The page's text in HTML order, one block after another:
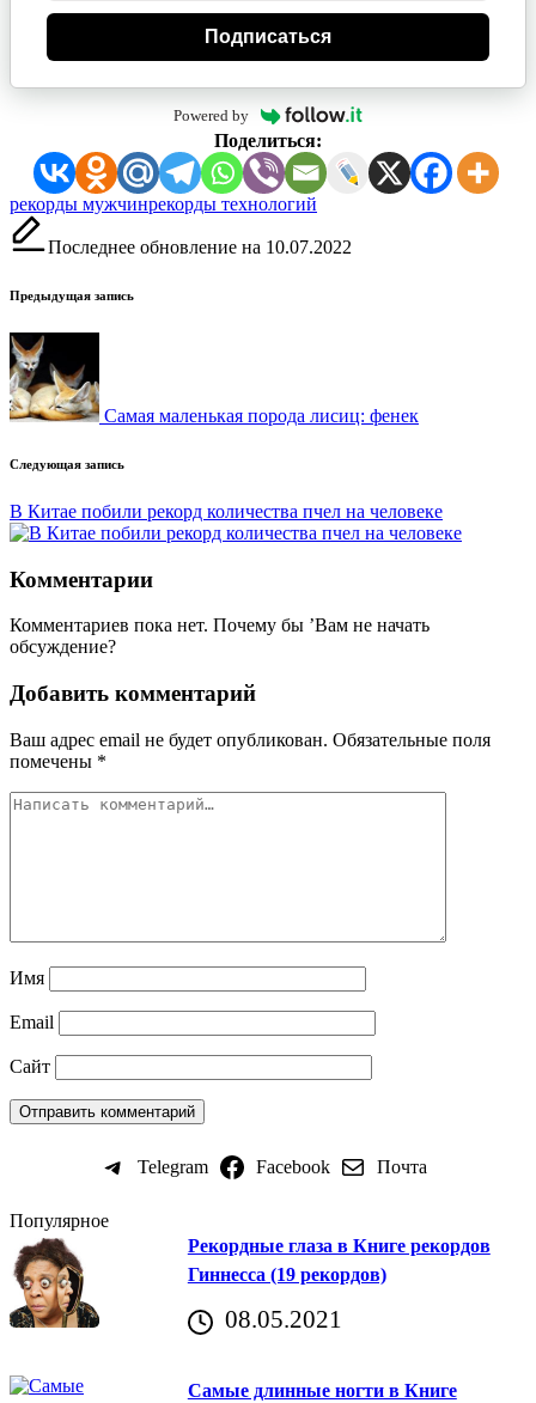
Подписаться
Powered by
Поделиться:
Метки:
рекорды мужчинрекорды технологий
Последнее обновление на 10.07.2022
Навигация
записи
Предыдущая запись
Самая маленькая порода лисиц: фенек
Следующая запись
В Китае побили рекорд количества пчел на человеке
Комментарии
Комментариев пока нет. Почему бы ’Вам не начать
обсуждение?
Добавить комментарий
Ваш адрес email не будет опубликован. Обязательные поля
помечены *
Имя
Email
Сайт
Telegram Facebook Почта
Популярное
Рекордные глаза в Книге рекордов
Гиннесса (19 рекордов)
08.05.2021
Самые длинные ногти в Книге